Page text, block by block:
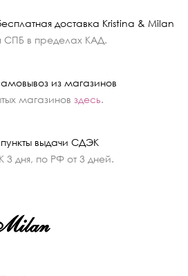
доставка Kristina & Milan
СПБ в пределах КАД.
из магазинов
магазинов здесь.
выдачи СДЭК
дня, по РФ от 3 дней.